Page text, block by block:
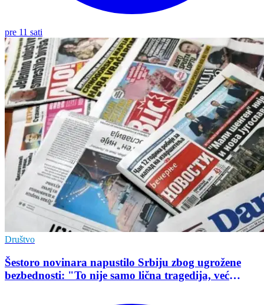
pre 11 sati
Društvo
Šestoro novinara napustilo Srbiju zbog ugrožene
bezbednosti: "To nije samo lična tragedija, već